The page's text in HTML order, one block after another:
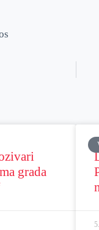
grada